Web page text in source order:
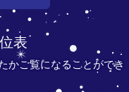
表
かご覧になることができ